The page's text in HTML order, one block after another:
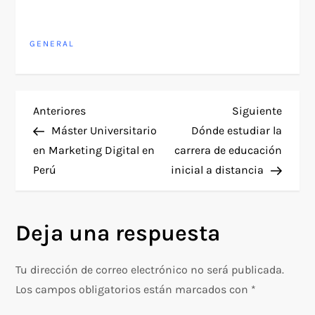
GENERAL
N
a
v
g
a
Entrada
anterior
Anteriores
Máster Universitario
en Marketing Digital en
Perú
Siguiente
Dónde estudiar la
carrera de educación
inicial a distancia
Deja una respuesta
Tu dirección de correo electrónico no será publicada.
Los campos obligatorios están marcados con *